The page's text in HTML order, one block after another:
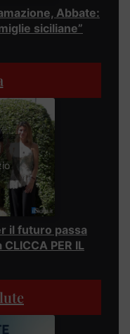
Abbate:
siciliane”
il futuro passa
PER IL